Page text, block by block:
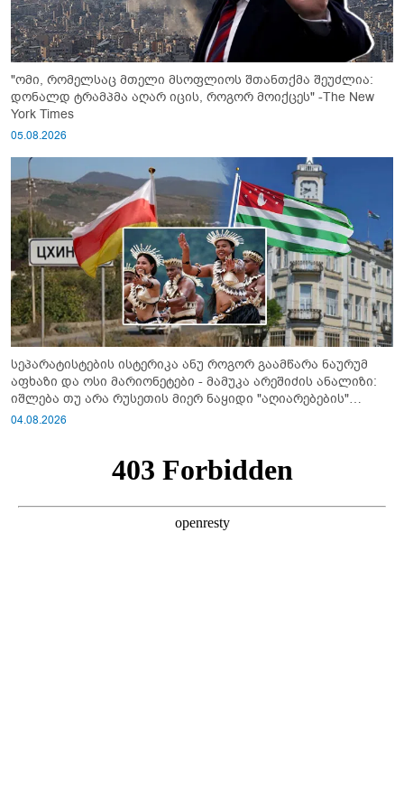
"ომი, რომელსაც მთელი მსოფლიოს შთანთქმა შეუძლია:
დონალდ ტრამპმა აღარ იცის, როგორ მოიქცეს" -The New
York Times
05.08.2026
სეპარატისტების ისტერიკა ანუ როგორ გაამწარა ნაურუმ
აფხაზი და ოსი მარიონეტები - მამუკა არეშიძის ანალიზი:
იშლება თუ არა რუსეთის მიერ ნაყიდი "აღიარებების"
სისტემა?!
04.08.2026